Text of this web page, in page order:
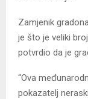
Zamjenik
je što je veliki
potvrdio da je
“Ova
pokazatelj